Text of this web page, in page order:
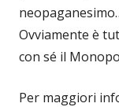
Ovviamente è
con sé il
Per maggiori